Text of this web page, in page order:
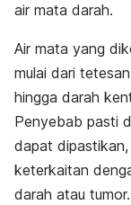
air mata darah.
Air mata yang
mulai dari
hingga darah
Penyebab pasti
dapat
keterkaitan
darah atau tumor.